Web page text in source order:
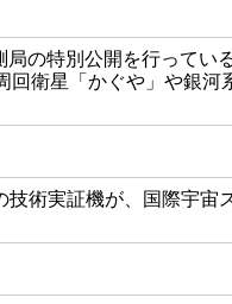
の特別公開を行ってい
回衛星「かぐや」や銀河
技術実証機が、国際宇宙